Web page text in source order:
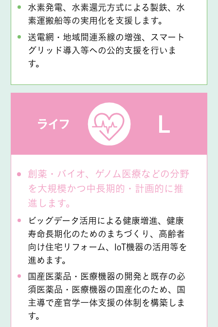
水素発電、水素還元方式による製鉄、水
素運搬船等の実用化を支援します。
送電網・地域間連系線の増強、スマート
グリッド導入等への公的支援を行いま
す。
創薬・バイオ、ゲノム医療などの分野
を大規模かつ中長期的・計画的に推
進します。
ビッグデータ活用による健康増進、健康
寿命長期化のためのまちづくり、高齢者
向け住宅リフォーム、IoT機器の活用等を
進めます。
国産医薬品・医療機器の開発と既存の必
須医薬品・医療機器の国産化のため、国
主導で産官学一体支援の体制を構築しま
す。